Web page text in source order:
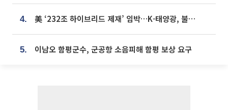
4. 美 ‘232조 하이브리드 제재’ 임박…K-태양광, 불확실성 털고 날개 다나
5. 이남오 함평군수, 군공항 소음피해 함평 보상 요구